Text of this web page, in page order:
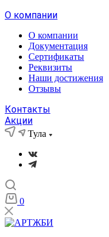
О компании
О компании
Документация
Сертификаты
Реквизиты
Наши достижения
Отзывы
Контакты
Акции
Тула
0